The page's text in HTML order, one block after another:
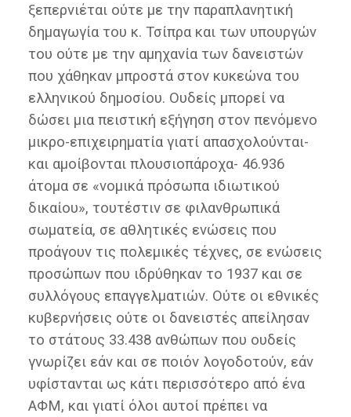
ξεπερνιέται ούτε με την παραπλανητική
δημαγωγία του κ. Τσίπρα και των υπουργών
του ούτε με την αμηχανία των δανειστών
που χάθηκαν μπροστά στον κυκεώνα του
ελληνικού δημοσίου. Ουδείς μπορεί να
δώσει μια πειστική εξήγηση στον πενόμενο
μικρο-επιχειρηματία γιατί απασχολούνται-
και αμοίβονται πλουσιοπάροχα- 46.936
άτομα σε «νομικά πρόσωπα ιδιωτικού
δικαίου», τουτέστιν σε φιλανθρωπικά
σωματεία, σε αθλητικές ενώσεις που
προάγουν τις πολεμικές τέχνες, σε ενώσεις
προσώπων που ιδρύθηκαν το 1937 και σε
συλλόγους επαγγελματιών. Ούτε οι εθνικές
κυβερνήσεις ούτε οι δανειστές απείλησαν
το στάτους 33.438 ανθώπων που ουδείς
γνωρίζει εάν και σε ποιόν λογοδοτούν, εάν
υφίστανται ως κάτι περισσότερο από ένα
ΑΦΜ, και γιατί όλοι αυτοί πρέπει να